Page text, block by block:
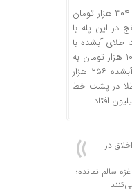
قیمت طلای آبشده در ۲۸ میلیون و ۳۰۴ هزار تومان
در این پله با
آبشده با
کاهش در نهایت در ۲۸ میلیون و ۱۰۳ هزار تومان به
کار خودش پایان داد. حباب طلای آبشده ۲۵۶ هزار
طلا در پشت خط
در
سالم نمانده؛